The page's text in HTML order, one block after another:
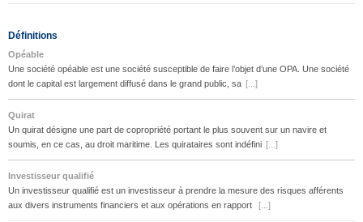
Définitions
Opéable
Une société opéable est une société susceptible de faire l’objet d’une OPA. Une société
dont le capital est largement diffusé dans le grand public, sa [...]
Quirat
Un quirat désigne une part de copropriété portant le plus souvent sur un navire et
soumis, en ce cas, au droit maritime. Les quirataires sont indéfini [...]
Investisseur qualifié
Un investisseur qualifié est un investisseur à prendre la mesure des risques afférents
aux divers instruments financiers et aux opérations en rapport
[...]